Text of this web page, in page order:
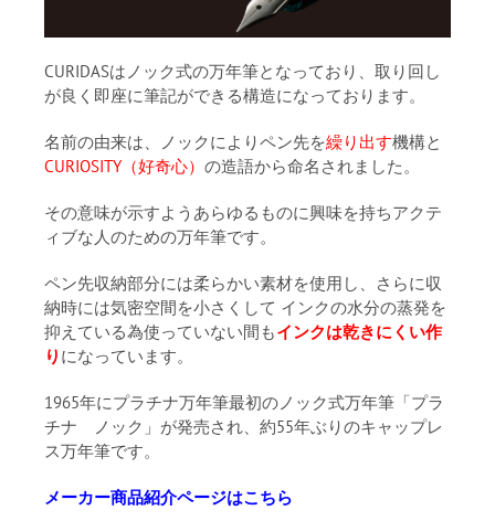
CURIDASはノック式の万年筆となっており、取り回し
が良く即座に筆記ができる構造になっております。
名前の由来は、ノックによりペン先を繰り出す機構と
CURIOSITY（好奇心） の造語から命名されました。
その意味が示すようあらゆるものに興味を持ちアクテ
ィブな人のための万年筆です。
ペン先収納部分には柔らかい素材を使用し、さらに収
納時には気密空間を小さくして インクの水分の蒸発を
抑えている為使っていない間もインクは乾きにくい作
り になっています。
1965年にプラチナ万年筆最初のノック式万年筆「プラ
チナ ノック」が発売され、約55年ぶりのキャップレ
ス万年筆です。
メーカー商品紹介ページはこちら